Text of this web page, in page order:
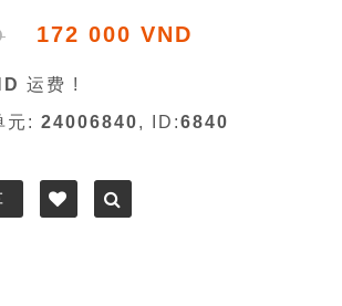
172 000 VND
运费 !
元: 24006840, ID:6840